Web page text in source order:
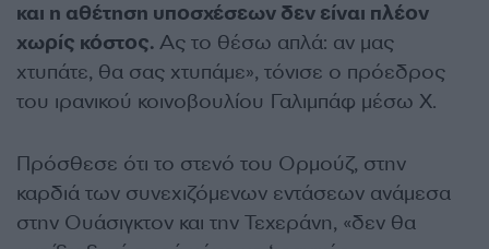
και η αθέτηση υποσχέσεων δεν είναι πλέον
χωρίς κόστος. Ας το θέσω απλά: αν μας
χτυπάτε, θα σας χτυπάμε», τόνισε ο πρόεδρος
του ιρανικού κοινοβουλίου Γαλιμπάφ μέσω X.
Πρόσθεσε ότι το στενό του Ορμούζ, στην
καρδιά των συνεχιζόμενων εντάσεων ανάμεσα
στην Ουάσιγκτον και την Τεχεράνη, «δεν θα